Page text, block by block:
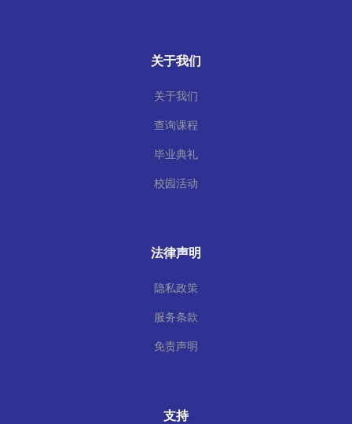
关于我们
关于我们
查询课程
毕业典礼
校园活动
法律声明
隐私政策
服务条款
免责声明
支持